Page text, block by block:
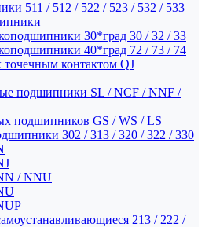
511 / 512 / 522 / 523 / 532 / 533
30*град 30 / 32 / 33
40*град 72 / 73 / 74
контактом QJ
подшипники SL / NCF / NNF /
подшипников GS / WS / LS
302 / 313 / 320 / 322 / 330
/ NNU
213 / 222 /